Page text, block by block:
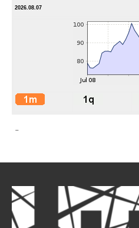
2026.08.07
-